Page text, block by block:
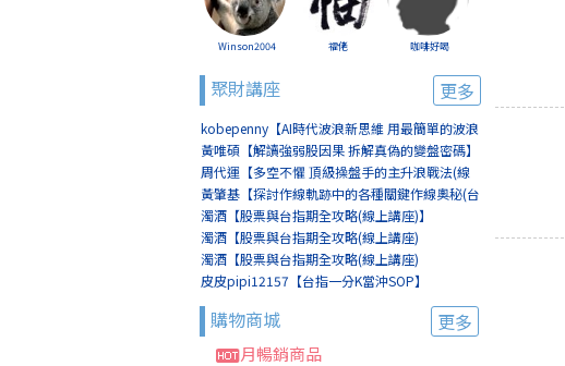
Winson2004 福佬 咖啡好喝
聚財講座 更多
kobepenny【AI時代波浪新思維 用最簡單的波浪
賺最簡單的錢(線上講座)】
黃唯碩【解讀強弱股因果 拆解真偽的變盤密碼】
周代運【多空不懼 頂級操盤手的主升浪戰法(線
上講座)】
黃肇基【探討作線軌跡中的各種關鍵作線奧秘(台
北)】
濁酒【股票與台指期全攻略(線上講座)】
濁酒【股票與台指期全攻略(線上講座)
(8/2+8/9)】
濁酒【股票與台指期全攻略(線上講座)
(8/16+8/23)】
皮皮pipi12157【台指一分K當沖SOP】
購物商城 更多
月暢銷商品